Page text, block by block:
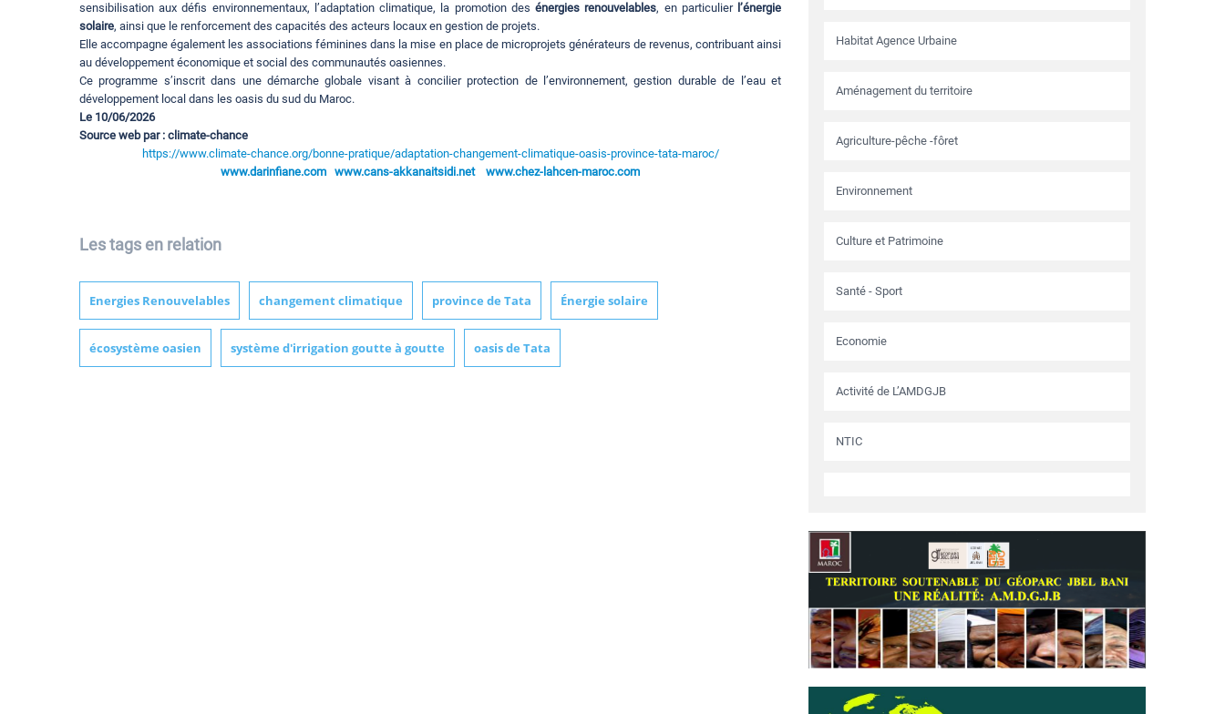
sensibilisation aux défis environnementaux, l’adaptation climatique, la promotion desénergies renouvelables, en particulier l’énergie
solaire, ainsi que le renforcement des capacités des acteurs locaux en gestion de projets.
Elle accompagne également les associations féminines dans la mise en place de microprojets générateurs de revenus, contribuant ainsi
au développement économique et social des communautés oasiennes.
Ce programme s’inscrit dans une démarche globale visant à concilier protection de l’environnement, gestion durable de l’eau et
développement local dans les oasis du sud du Maroc.
Le 10/06/2026
Source web par : climate-chance
https://www.climate-chance.org/bonne-pratique/adaptation-changement-climatique-oasis-province-tata-maroc/
www.darinfiane.com www.cans-akkanaitsidi.net www.chez-lahcen-maroc.com
Les tags en relation
Energies Renouvelables changement climatique province de Tata Énergie solaire
écosystème oasien système d'irrigation goutte à goutte oasis de Tata
Habitat Agence Urbaine
Aménagement du territoire
Agriculture-pêche -fôret
Environnement
Culture et Patrimoine
Santé - Sport
Economie
Activité de L’AMDGJB
NTIC